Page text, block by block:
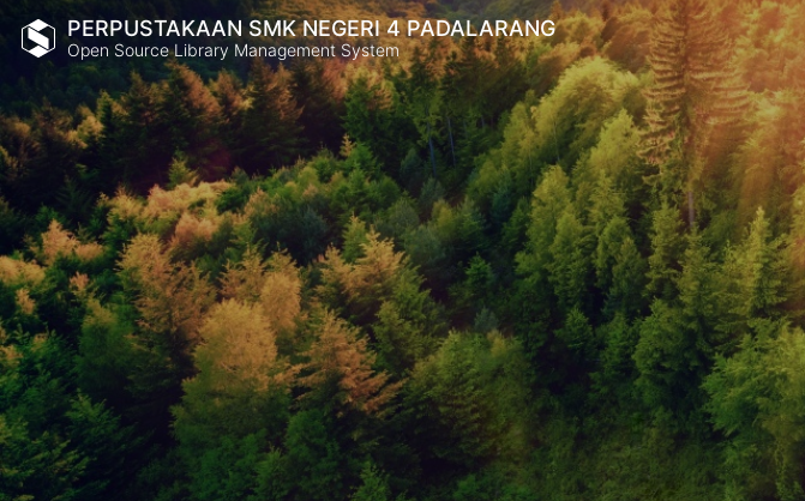
PERPUSTAKAAN SMK NEGERI 4 PADALARANG
Open Source Library Management System